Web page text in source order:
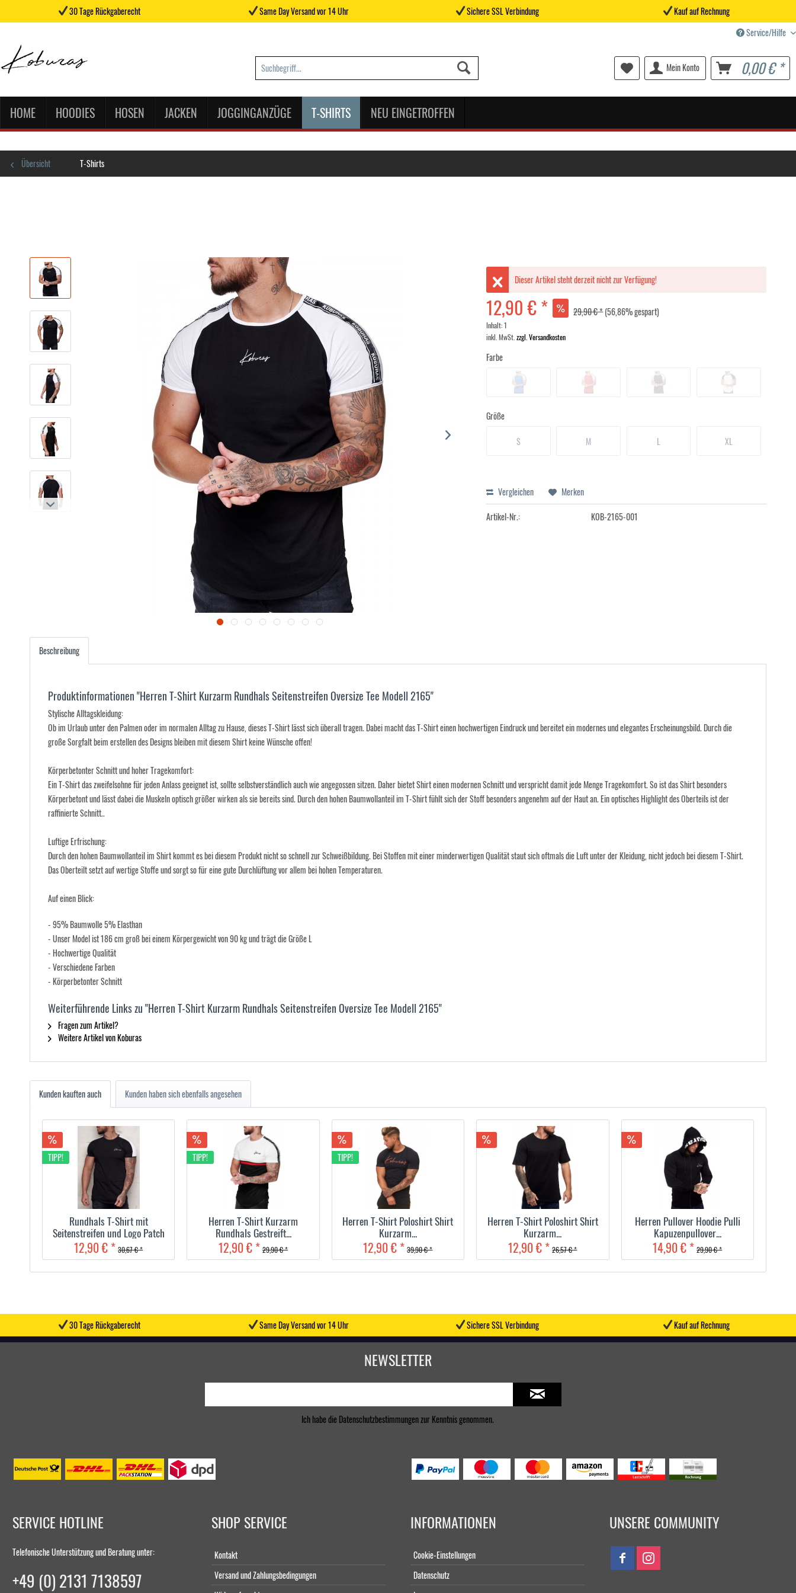
30 Tage Rückgaberecht Same Day Versand vor 14 Uhr Sichere SSL Verbindung
Kauf auf Rechnung
Service/Hilfe
Mein Konto 0,00 € *
HOME HOODIES HOSEN JACKEN JOGGINGANZÜGE T-SHIRTS NEU EINGETROFFEN
Übersicht T-Shirts
Dieser Artikel steht derzeit nicht zur Verfügung!
12,90 € * 29,90 € *(56,86% gespart)
Inhalt:1
inkl. MwSt.zzgl. Versandkosten
Farbe
Größe
S M L XL
Vergleichen
Merken
Artikel-Nr.:
KOB-2165-001
Beschreibung
Produktinformationen "Herren T-Shirt Kurzarm Rundhals Seitenstreifen Oversize Tee Modell 2165"
Stylische Alltagskleidung:
Ob im Urlaub unter den Palmen oder im normalen Alltag zu Hause, dieses T-Shirt lässt sich überall tragen. Dabei macht das T-Shirt einen hochwertigen Eindruck und bereitet ein modernes und elegantes Erscheinungsbild. Durch die
große Sorgfalt beim erstellen des Designs bleiben mit diesem Shirt keine Wünsche offen!
Körperbetonter Schnitt und hoher Tragekomfort:
Ein T-Shirt das zweifelsohne für jeden Anlass geeignet ist, sollte selbstverständlich auch wie angegossen sitzen. Daher bietet Shirt einen modernen Schnitt und verspricht damit jede Menge Tragekomfort. So ist das Shirt besonders
Körperbetont und lässt dabei die Muskeln optisch größer wirken als sie bereits sind. Durch den hohen Baumwollanteil im T-Shirt fühlt sich der Stoff besonders angenehm auf der Haut an. Ein optisches Highlight des Oberteils ist der
raffinierte Schnitt..
Luftige Erfrischung:
Durch den hohen Baumwollanteil im Shirt kommt es bei diesem Produkt nicht so schnell zur Schweißbildung. Bei Stoffen mit einer minderwertigen Qualität staut sich oftmals die Luft unter der Kleidung, nicht jedoch bei diesem T-Shirt.
Das Oberteilt setzt auf wertige Stoffe und sorgt so für eine gute Durchlüftung vor allem bei hohen Temperaturen.
Auf einen Blick:
- 95% Baumwolle 5% Elasthan
-Unser Model ist 186 cm groß bei einem Körpergewicht von 90 kg und trägt die Größe L
- Hochwertige Qualität
- Verschiedene Farben
- Körperbetonter Schnitt
Weiterführende Links zu "Herren T-Shirt Kurzarm Rundhals Seitenstreifen Oversize Tee Modell 2165"
Fragen zum Artikel?
Weitere Artikel von Koburas
Kunden kauften auch Kunden haben sich ebenfalls angesehen
TIPP!
Rundhals T-Shirt mit
Seitenstreifen und Logo Patch
12,90 € * 30,67 € *
TIPP!
Herren T-Shirt Kurzarm
Rundhals Gestreift...
12,90 € * 29,90 € *
TIPP!
Herren T-Shirt Poloshirt Shirt
Kurzarm...
12,90 € * 39,90 € *
Herren T-Shirt Poloshirt Shirt
Kurzarm...
12,90 € * 26,57 € *
Herren Pullover Hoodie Pulli
Kapuzenpullover...
14,90 € * 29,90 € *
30 Tage Rückgaberecht Same Day Versand vor 14 Uhr Sichere SSL Verbindung Kauf auf Rechnung
NEWSLETTER
Ich habe die Datenschutzbestimmungenzur Kenntnis genommen.
SERVICE HOTLINE
Telefonische Unterstützung und Beratung unter:
+49 (0) 2131 7138597
SHOP SERVICE
Kontakt
Versand und Zahlungsbedingungen
INFORMATIONEN
Cookie-Einstellungen
Datenschutz
UNSERE COMMUNITY